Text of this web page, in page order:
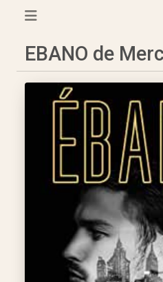
EBANO de